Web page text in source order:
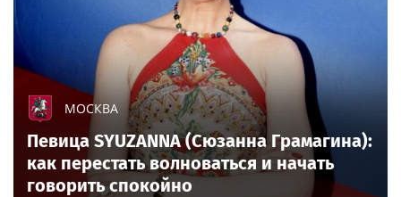
МОСКВА
Певица SYUZANNA (Сюзанна Грамагина):
как перестать волноваться и начать
говорить спокойно